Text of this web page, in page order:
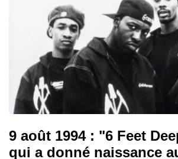
9 août 1994 : "6 Feet
qui a donné naissance